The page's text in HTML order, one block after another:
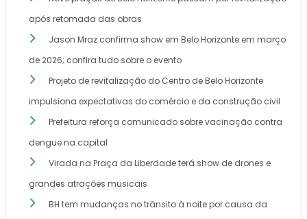
após retomada das obras
Jason Mraz confirma show em Belo Horizonte em março
de 2026; confira tudo sobre o evento
Projeto de revitalização do Centro de Belo Horizonte
impulsiona expectativas do comércio e da construção civil
Prefeitura reforça comunicado sobre vacinação contra
dengue na capital
Virada na Praça da Liberdade terá show de drones e
grandes atrações musicais
BH tem mudanças no trânsito à noite por causa da